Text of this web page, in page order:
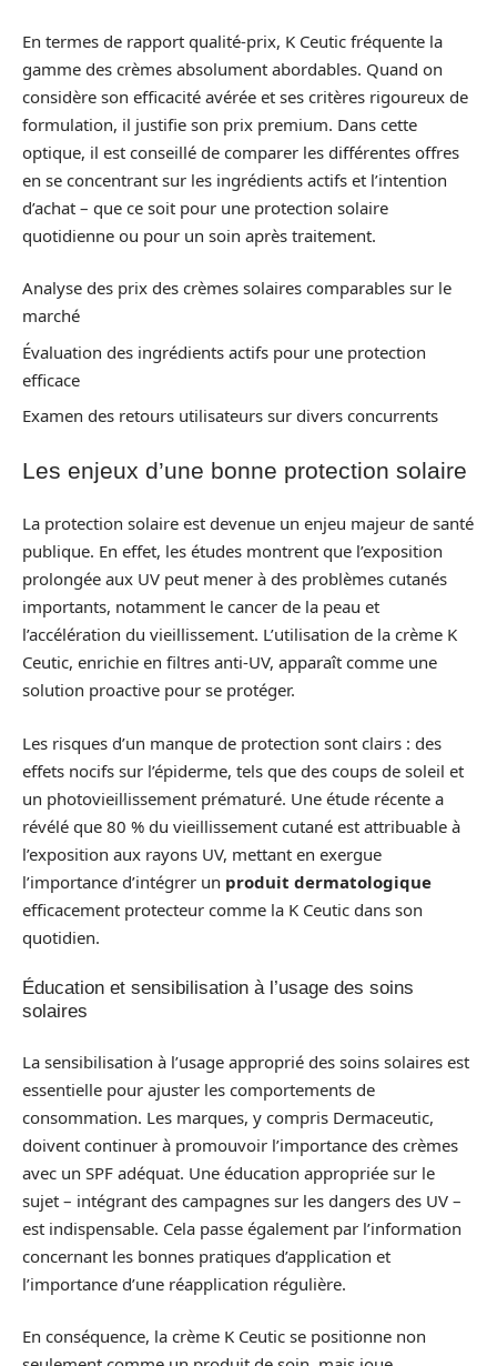
En termes de rapport qualité-prix, K Ceutic fréquente la
gamme des crèmes absolument abordables. Quand on
considère son efficacité avérée et ses critères rigoureux de
formulation, il justifie son prix premium. Dans cette
optique, il est conseillé de comparer les différentes offres
en se concentrant sur les ingrédients actifs et l’intention
d’achat – que ce soit pour une protection solaire
quotidienne ou pour un soin après traitement.
Analyse des prix des crèmes solaires comparables sur le
marché
Évaluation des ingrédients actifs pour une protection
efficace
Examen des retours utilisateurs sur divers concurrents
Les enjeux d’une bonne protection solaire
La protection solaire est devenue un enjeu majeur de santé
publique. En effet, les études montrent que l’exposition
prolongée aux UV peut mener à des problèmes cutanés
importants, notamment le cancer de la peau et
l’accélération du vieillissement. L’utilisation de la crème K
Ceutic, enrichie en filtres anti-UV, apparaît comme une
solution proactive pour se protéger.
Les risques d’un manque de protection sont clairs : des
effets nocifs sur l’épiderme, tels que des coups de soleil et
un photovieillissement prématuré. Une étude récente a
révélé que 80 % du vieillissement cutané est attribuable à
l’exposition aux rayons UV, mettant en exergue
l’importance d’intégrer un produit dermatologique
efficacement protecteur comme la K Ceutic dans son
quotidien.
Éducation et sensibilisation à l’usage des soins
solaires
La sensibilisation à l’usage approprié des soins solaires est
essentielle pour ajuster les comportements de
consommation. Les marques, y compris Dermaceutic,
doivent continuer à promouvoir l’importance des crèmes
avec un SPF adéquat. Une éducation appropriée sur le
sujet – intégrant des campagnes sur les dangers des UV –
est indispensable. Cela passe également par l’information
concernant les bonnes pratiques d’application et
l’importance d’une réapplication régulière.
En conséquence, la crème K Ceutic se positionne non